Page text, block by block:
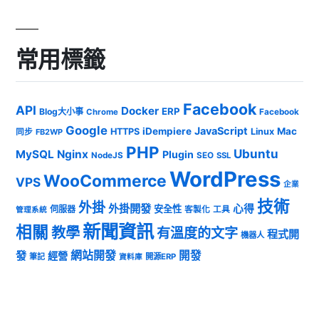
常用標籤
API Blog大小事 Chrome Docker ERP Facebook Facebook
同步 FB2WP Google HTTPS iDempiere JavaScript Linux Mac
MySQL Nginx NodeJS PHP Plugin SEO SSL Ubuntu
VPSWooCommerceWordPress 企業
管理系統 伺服器 外掛 外掛開發 安全性 客製化 工具 心得 技術
相關 教學 新聞資訊有溫度的文字 機器人 程式開
發 筆記 經營 網站開發 資料庫 開源ERP 開發